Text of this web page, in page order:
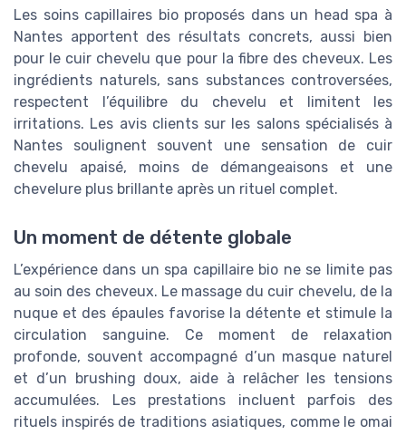
Les soins capillaires bio proposés dans un head spa à
Nantes apportent des résultats concrets, aussi bien
pour le cuir chevelu que pour la fibre des cheveux. Les
ingrédients naturels, sans substances controversées,
respectent l’équilibre du chevelu et limitent les
irritations. Les avis clients sur les salons spécialisés à
Nantes soulignent souvent une sensation de cuir
chevelu apaisé, moins de démangeaisons et une
chevelure plus brillante après un rituel complet.
Un moment de détente globale
L’expérience dans un spa capillaire bio ne se limite pas
au soin des cheveux. Le massage du cuir chevelu, de la
nuque et des épaules favorise la détente et stimule la
circulation sanguine. Ce moment de relaxation
profonde, souvent accompagné d’un masque naturel
et d’un brushing doux, aide à relâcher les tensions
accumulées. Les prestations incluent parfois des
rituels inspirés de traditions asiatiques, comme le omai